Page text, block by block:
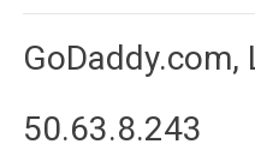
GoDaddy.com,
50.63.8.243